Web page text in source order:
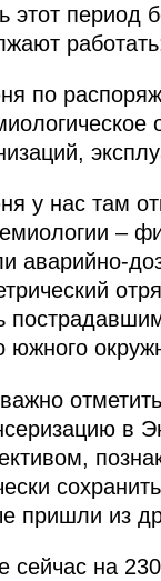
этот период
по
у нас там
–
аварийно-
южного
в
пришли из
сейчас на